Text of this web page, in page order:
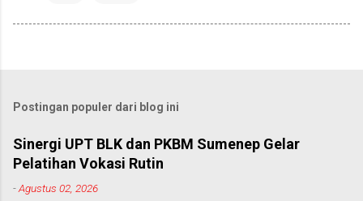
Postingan populer dari blog ini
Sinergi UPT BLK dan PKBM Sumenep Gelar
Pelatihan Vokasi Rutin
-Agustus 02, 2026